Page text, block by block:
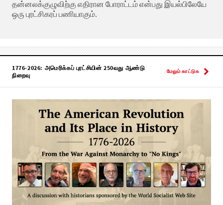
தன்னலக்குழுவிற்கு எதிரான போராட்டம் என்பது இயல்பிலேயே
ஒரு புரட்சிகரப் பணியாகும்.
1776-2026: அமெரிக்கப் புரட்சியின் 250வது ஆண்டு
நிறைவு
மேலும் காட்டுக